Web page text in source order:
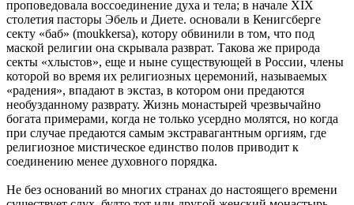
проповедовала воссоединение духа и тела; в начале XIX
столетия пасторы Эбель и Диете. основали в Кенигсберге
секту «баб» (moukkersa), котору обвинили в том, что под
маской религии она скрывала разврат. Такова же природа
секты «хлыстов», еще и ныне существующей в России, члены
которой во время их религиозных церемоний, называемых
«радения», впадают в экстаз, в котором они предаются
необузданному разврату. Жизнь монастырей чрезвычайно
богата примерами, когда не только усердно молятся, но когда
при случае предаются самым экстравагантным оргиям, где
религиозное мистическое единство полов приводит к
соединению менее духовного порядка.
Не без оснований во многих странах до настоящего времени